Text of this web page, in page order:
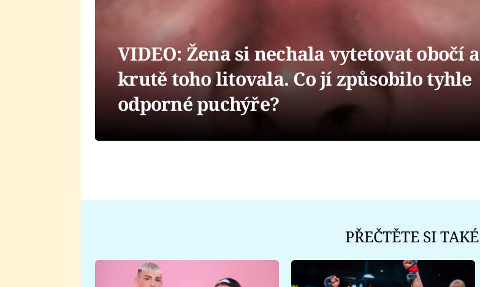
VIDEO: Žena si nechala vytetovat obočí a
krutě toho litovala. Co jí způsobilo tyhle
odporné puchýře?
PŘEČTĚTE SI TAKÉ